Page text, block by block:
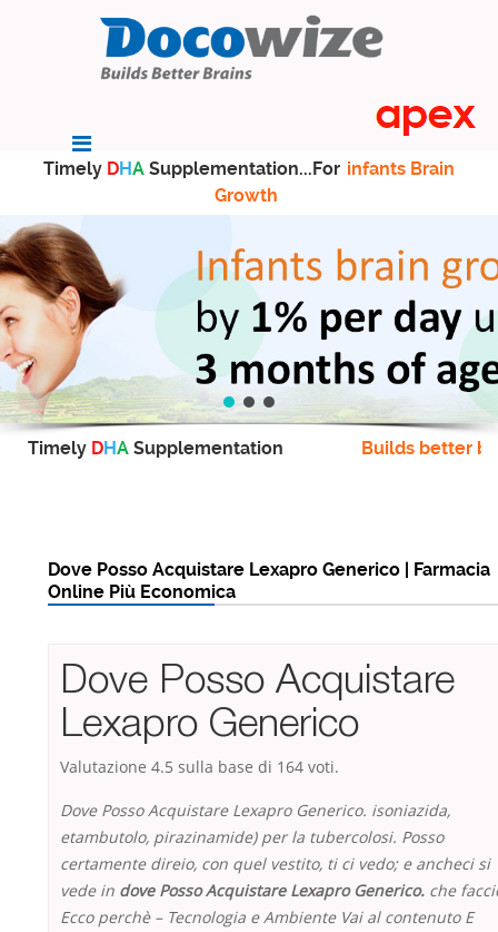
Timely DHA Supplementation...For infants Brain
Growth
Timely DHA Supplementation Builds better
Dove Posso Acquistare Lexapro Generico | Farmacia
Online Più Economica
Dove Posso Acquistare
Lexapro Generico
Valutazione 4.5 sulla base di 164 voti.
Dove Posso Acquistare Lexapro Generico. isoniazida,
etambutolo, pirazinamide) per la tubercolosi. Posso
certamente direio, con quel vestito, ti ci vedo; e ancheci si
vede in dove Posso Acquistare Lexapro Generico. che
Ecco perchè – Tecnologia e Ambiente Vai al contenuto E